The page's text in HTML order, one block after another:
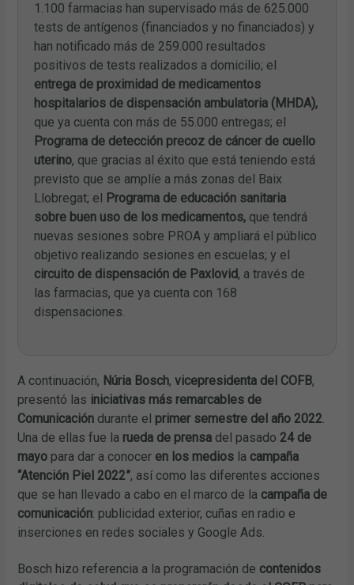
1.100 farmacias han supervisado más de 625.000
tests de antígenos (financiados y no financiados) y
han notificado más de 259.000 resultados
positivos de tests realizados a domicilio; el
entrega de proximidad de medicamentos
hospitalarios de dispensación ambulatoria (MHDA),
que ya cuenta con más de 55.000 entregas; el
Programa de detección precoz de cáncer de cuello
uterino, que gracias al éxito que está teniendo está
previsto que se amplíe a más zonas del Baix
Llobregat; el Programa de educación sanitaria
sobre buen uso de los medicamentos, que tendrá
nuevas sesiones sobre PROA y ampliará el público
objetivo realizando sesiones en escuelas; y el
circuito de dispensación de Paxlovid, a través de
las farmacias, que ya cuenta con 168
dispensaciones.
A continuación, Núria Bosch,vicepresidenta del COFB,
presentó las iniciativas más remarcables de
Comunicación durante el primer semestre del año 2022.
Una de ellas fue la rueda de prensa del pasado 24 de
mayo para dar a conocer en los medios la campaña
“Atención Piel 2022”, así como las diferentes acciones
que se han llevado a cabo en el marco de la campaña de
comunicación: publicidad exterior, cuñas en radio e
inserciones en redes sociales y Google Ads.
Bosch hizo referencia a la programación de contenidos